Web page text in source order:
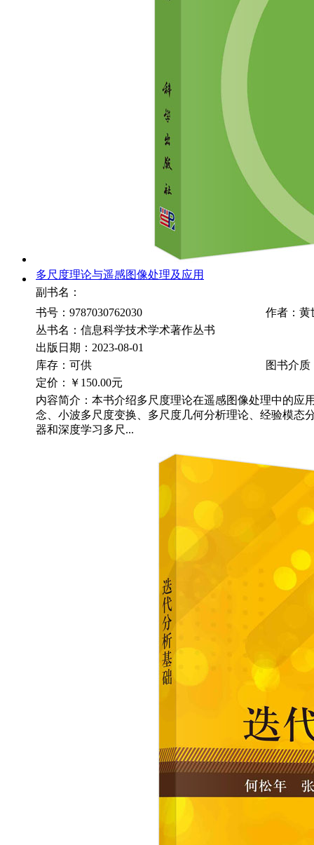
多尺度理论与遥感图像处理及应用
副书名：
书号：9787030762030
作者：黄
丛书名：信息科学技术学术著作丛书
出版日期：2023-08-01
库存：可供
图书介质
定价：
￥150.00元
内容简介：本书介绍多尺度理论在遥感图像处理中的应
念、小波多尺度变换、多尺度几何分析理论、经验模态
器和深度学习多尺...